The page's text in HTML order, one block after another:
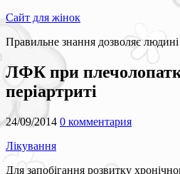
Сайт для жінок
Правильне знання дозволяє
ЛФК при
періартриті
24/09/2014 0 комментария
Лікування
Для запобігання розвитку